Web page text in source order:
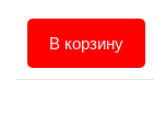
В корзину